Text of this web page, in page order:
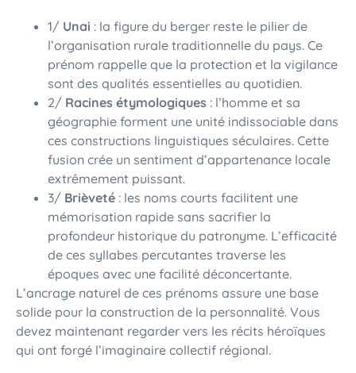
1/ Unai : la figure du berger reste le pilier de
l’organisation rurale traditionnelle du pays. Ce
prénom rappelle que la protection et la vigilance
sont des qualités essentielles au quotidien.
2/ Racines étymologiques : l’homme et sa
géographie forment une unité indissociable dans
ces constructions linguistiques séculaires. Cette
fusion crée un sentiment d’appartenance locale
extrêmement puissant.
3/ Brièveté : les noms courts facilitent une
mémorisation rapide sans sacrifier la
profondeur historique du patronyme. L’efficacité
de ces syllabes percutantes traverse les
époques avec une facilité déconcertante.
L’ancrage naturel de ces prénoms assure une base
solide pour la construction de la personnalité. Vous
devez maintenant regarder vers les récits héroïques
qui ont forgé l’imaginaire collectif régional.